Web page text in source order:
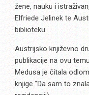
žene, nauku i
Elfriede Jelinek te
biblioteku.
Austrijsko književno
publikacije na ovu
Medusa je čitala
knjige “Da sam to